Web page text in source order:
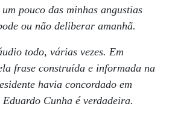
pouco das minhas angustias
ou não deliberar amanhã.
todo, várias vezes. Em
frase construída e informada na
havia concordado em
Cunha é verdadeira.